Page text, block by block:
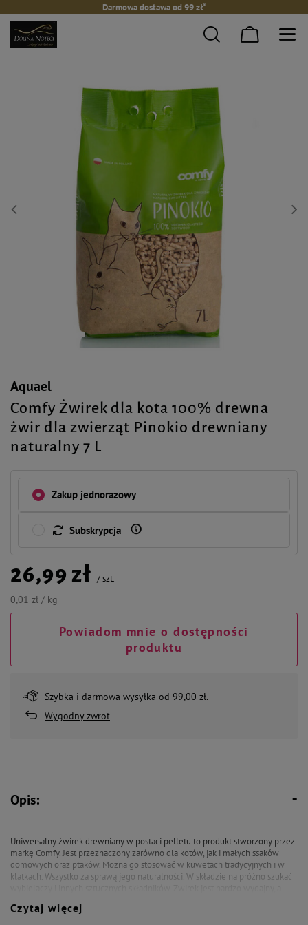
Darmowa dostawa od 99 zł*
Aquael
Comfy Żwirek dla kota 100% drewna
żwir dla zwierząt Pinokio drewniany
naturalny 7 L
Zakup jednorazowy
Subskrypcja
26,99 zł /szt.
0,01 zł / kg
Powiadom mnie o dostępności
produktu
Szybka i darmowa wysyłka od 99,00 zł.
Wygodny zwrot
Opis:
Uniwersalny żwirek drewniany w postaci pelletu to produkt stworzony przez
markę Comfy. Jest przeznaczony zarówno dla kotów, jak i małych ssaków
domowych oraz ptaków. Można go stosować w kuwetach tradycyjnych i w
klatkach. Wszystko za sprawą jego naturalności. W składzie na próżno szukać
zapachy z ekskrementów zwierząt. Produkt nie pyli i nie przyczepia się do
Czytaj więcej